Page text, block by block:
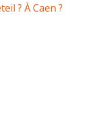
? À Caen ?